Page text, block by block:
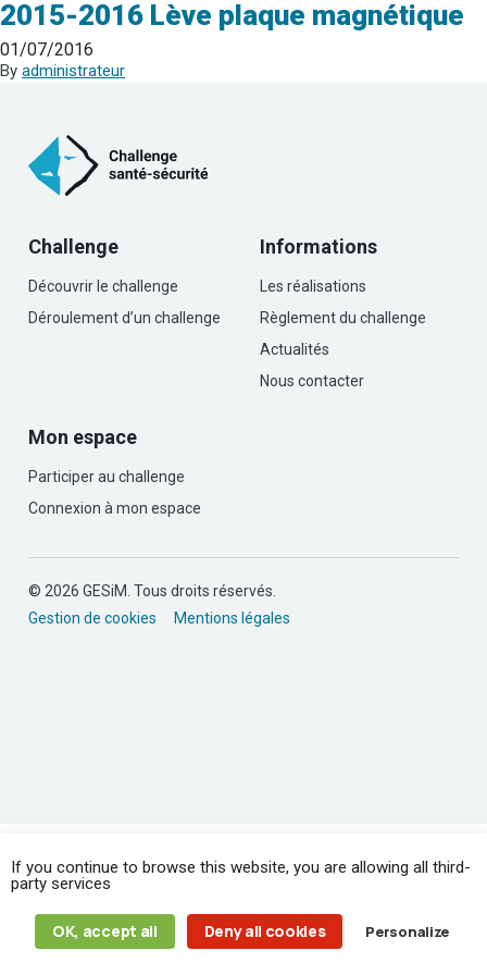
2015-2016 Lève plaque magnétique
01/07/2016
By administrateur
Challenge
Découvrir le challenge
Déroulement d’un challenge
Informations
Les réalisations
Règlement du challenge
Actualités
Nous contacter
Mon espace
Participer au challenge
Connexion à mon espace
© 2026 GESiM. Tous droits réservés.
Gestion de cookies
Mentions légales
If you continue to browse this website, you are allowing all third-
party services
OK, accept all Deny all cookies Personalize